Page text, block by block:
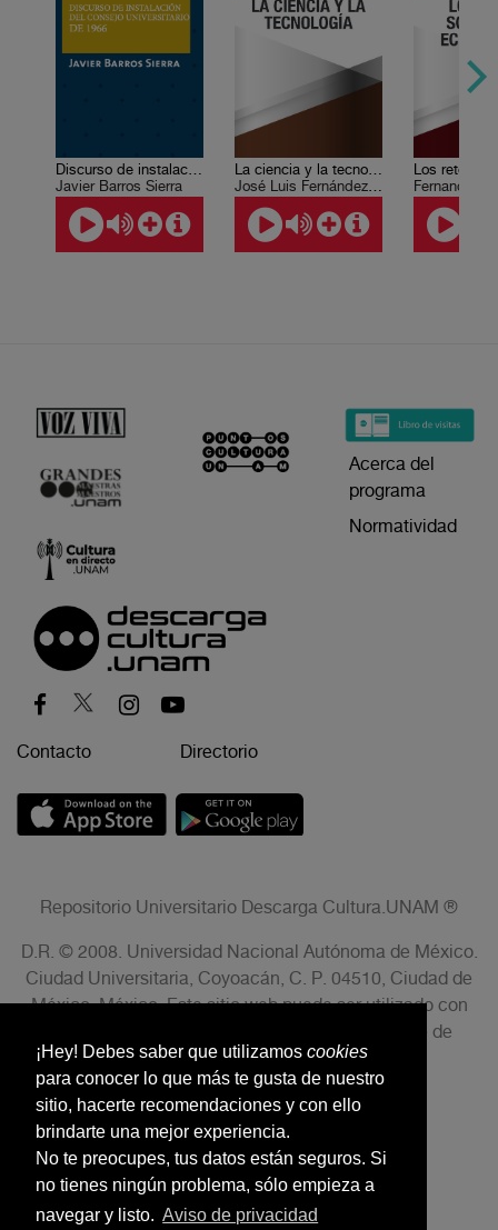
¡Hey! Debes saber que utilizamos cookies
para conocer lo que más te gusta de nuestro
sitio, hacerte recomendaciones y con ello
brindarte una mejor experiencia.
No te preocupes, tus datos están seguros. Si
no tienes ningún problema, sólo empieza a
navegar y listo. Aviso de privacidad
Discurso de instalación del Consejo Universitario de 1966
Javier Barros Sierra
La ciencia y la tecnología
José Luis Fernández Zayas, Alejandro Alagón Cano , León Olivé
Acerca del
programa
Normatividad
Contacto Directorio
Repositorio Universitario Descarga Cultura.UNAM ®
D.R. © 2008. Universidad Nacional Autónoma de México.
Ciudad Universitaria, Coyoacán, C. P. 04510, Ciudad de
México, México. Este sitio web puede ser utilizado con
fines no lucrativos siempre que se cite la fuente de
conformidad con el AVISO LEGAL.